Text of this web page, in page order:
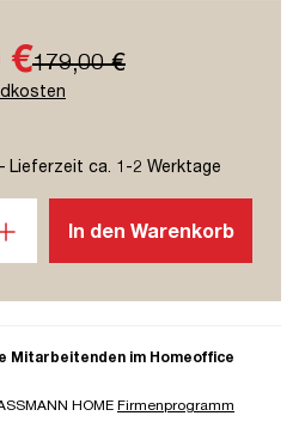
€179,00 €
Lieferzeit ca. 1-2 Werktage
In den Warenkorb
Mitarbeitenden im Homeoffice
HOME Firmenprogramm